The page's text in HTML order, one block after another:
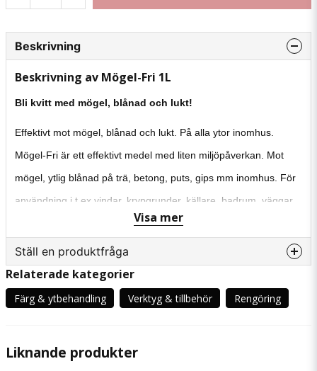
Beskrivning
Beskrivning av Mögel-Fri 1L
Bli kvitt med mögel, blånad och lukt!
Effektivt mot mögel, blånad och lukt. På alla ytor inomhus.
Mögel-Fri är ett effektivt medel med liten miljöpåverkan. Mot
mögel, ytlig blånad på trä, betong, puts, gips mm inomhus. För
användning i t ex vindar, krypgrunder, källare, badrum, väggar,
bjälklag mm. Mögel-Fri tar även i de flesta fallen bort lukt av
mikrobiell påväxt. Långtidsverkande, kan med fördel användas i
förebyggande syfte. Innehåller UV-aktiva ämnen för okulär
ytkontroll.
Visa mer
Ställ en produktfråga
Fråga oss något om denna produkten...
name
Relaterade kategorier
Färg & ytbehandling Verktyg & tillbehör Rengöring
Liknande produkter